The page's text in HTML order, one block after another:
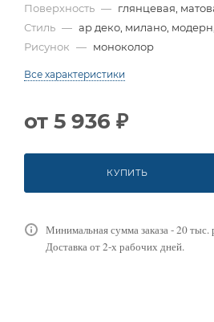
Поверхность — глянцевая,
Стиль — ар деко, милано,
Рисунок — моноколор
Все характеристики
от 5 936 ₽
КУПИТЬ
Минимальная сумма заказа - 20 тыс.
Доставка от 2-х рабочих дней.